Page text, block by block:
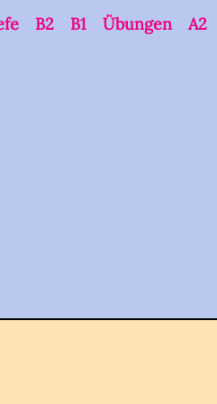
B2 B1 Übungen A2